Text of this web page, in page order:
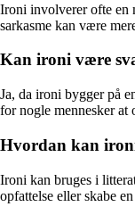
Ironi involverer ofte en
sarkasme kan være
Kan ironi være
Ja, da ironi bygger på
for nogle mennesker at
Hvordan kan
Ironi kan bruges i
opfattelse eller skabe